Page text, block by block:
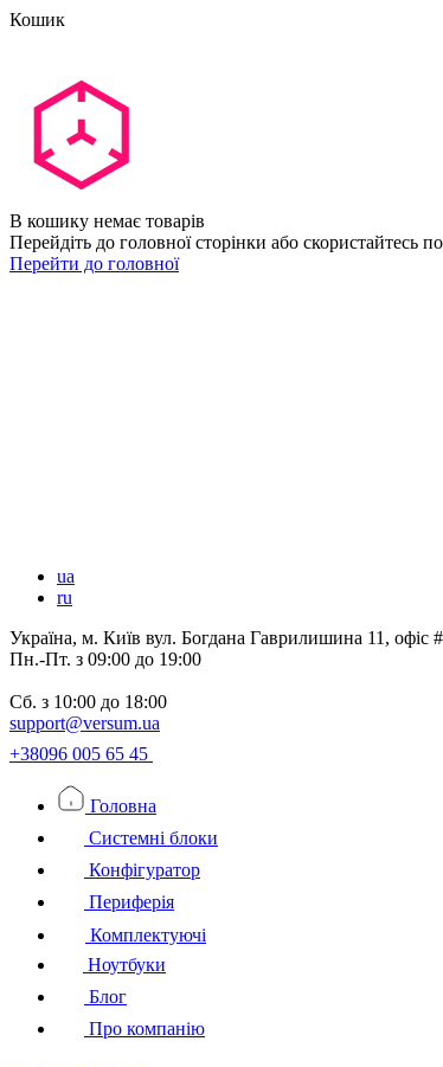
Кошик
В кошику немає товарів
Перейдіть до головної сторінки або
Перейти до головної
ua
ru
Україна, м. Київ вул. Богдана Гаврилишина 11, офіс
Пн.-Пт. з 09:00 до 19:00
Сб. з 10:00 до 18:00
support@versum.ua
+38096 005 65 45
Головна
Системні блоки
Конфігуратор
Периферія
Комплектуючі
Ноутбуки
Блог
Про компанію